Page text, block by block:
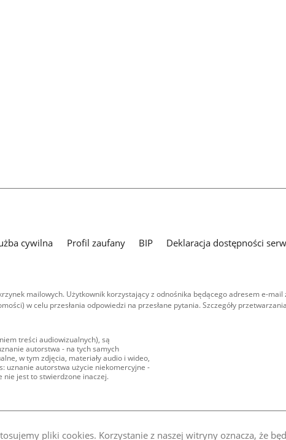
pliki cookies. Korzystanie z naszej witryny oznacza, że
cywilna Profil zaufany BIP
Deklaracja dostępności
mailowych. Użytkownik korzystający z odnośnika będącego adresem e-
w celu przesłania odpowiedzi na przesłane pytania. Szczegóły
treści audiowizualnych), są
autorstwa - na tych samych
w tym zdjęcia, materiały audio i wideo,
uznanie autorstwa użycie niekomercyjne -
nie jest to stwierdzone inaczej.